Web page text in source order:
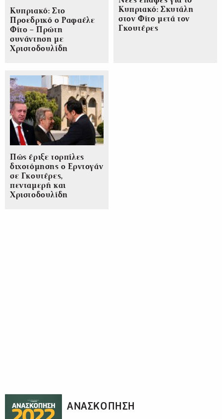
Κυπριακό: Στο
Προεδρικό ο Ραφαέλε
Φίτο – Πρώτη
συνάντηση με
Χριστοδουλίδη
Κυπριακό: Σκυτάλη
στον Φίτο μετά τον
Γκουτέρες
Πώς έριξε τορπίλες
διχοτόμησης ο Ερντογάν
σε Γκουτέρες,
πενταμερή και
Χριστοδουλίδη
ΑΝΑΣΚΟΠΗΣΗ